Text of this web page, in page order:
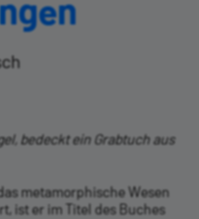
bedeckt ein Grabtuch aus
metamorphische Wesen
ist er im Titel des Buches